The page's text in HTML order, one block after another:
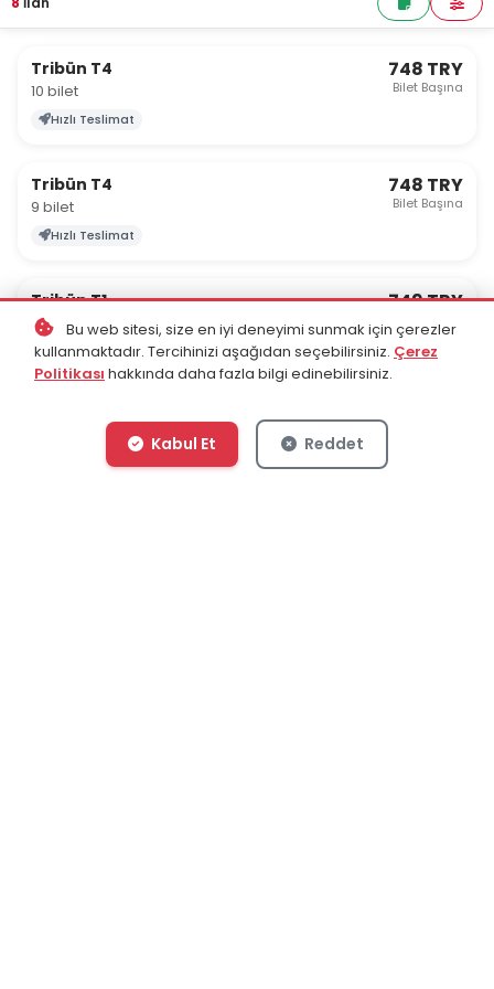
Tribün T4
10 bilet
748 TRY
Bilet Başına
Hızlı Teslimat
Tribün T4
9 bilet
748 TRY
Bilet Başına
Hızlı Teslimat
Tribün T1
5 bilet
749 TRY
Hızlı Teslimat
1.259 TRY
Hızlı Teslimat
Bu web sitesi, size en iyi deneyimi sunmak için çerezler
kullanmaktadır. Tercihinizi aşağıdan seçebilirsiniz. Çerez
Politikası hakkında daha fazla bilgi edinebilirsiniz.
Kabul Et Reddet